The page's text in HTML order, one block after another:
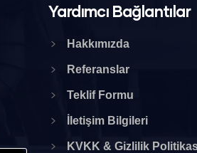
Yardımcı Bağlantılar
Hakkımızda
Referanslar
Teklif Formu
İletişim Bilgileri
KVKK & Gizlilik